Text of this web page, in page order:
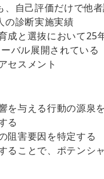
自己評価だけで他
の診断実施実績
成と選抜において25
バル展開されている
セスメント
を与える行動の源泉
る
阻害要因を特定する
ることで、ポテンシ